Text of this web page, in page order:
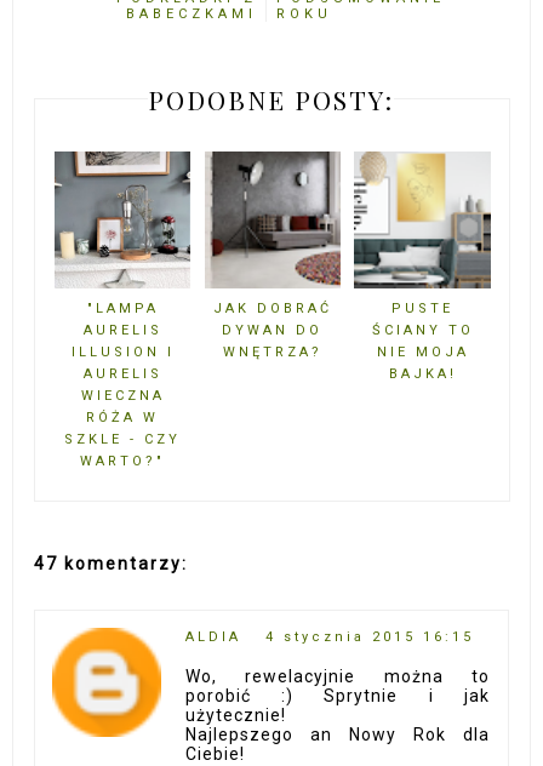
BABECZKAMI
ROKU
PODOBNE POSTY:
"LAMPA
AURELIS
ILLUSION I
AURELIS
WIECZNA
RÓŻA W
SZKLE - CZY
WARTO?"
JAK DOBRAĆ
DYWAN DO
WNĘTRZA?
PUSTE
ŚCIANY TO
NIE MOJA
BAJKA!
47 komentarzy:
ALDIA 4 stycznia 2015 16:15
Wo, rewelacyjnie można to
porobić :) Sprytnie i jak
użytecznie!
Najlepszego an Nowy Rok dla
Ciebie!